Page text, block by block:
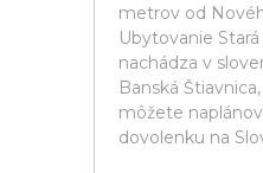
metrov od
Ubytovanie
nachádza v
Banská
môžete
dovolenku na